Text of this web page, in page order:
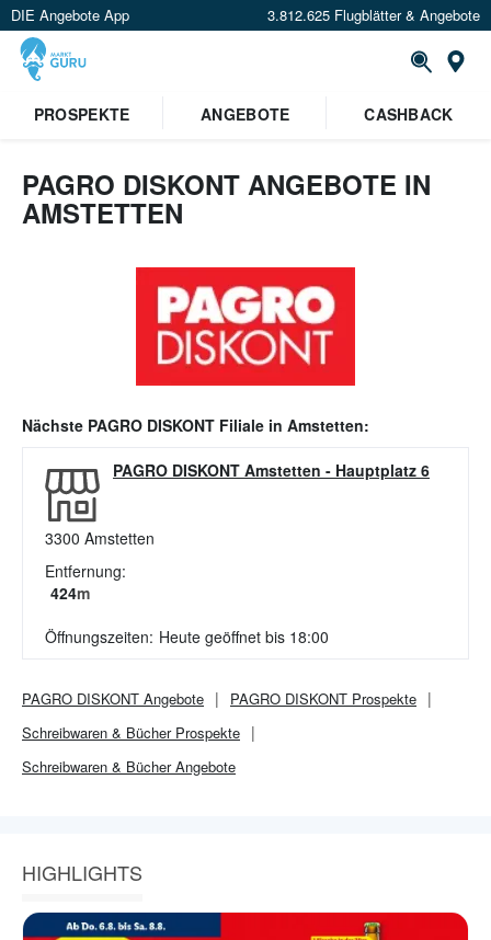
DIE Angebote App 3.812.625 Flugblätter & Angebote
PROSPEKTE
ANGEBOTE CASHBACK
PAGRO DISKONT ANGEBOTE IN
AMSTETTEN
Nächste PAGRO DISKONT Filiale in Amstetten:
PAGRO DISKONT Amstetten - Hauptplatz 6
3300 Amstetten
Entfernung:
424m
Öffnungszeiten: Heute geöffnet bis 18:00
PAGRO DISKONT Angebote PAGRO DISKONT Prospekte
Schreibwaren & BücherProspekte
Schreibwaren & BücherAngebote
HIGHLIGHTS